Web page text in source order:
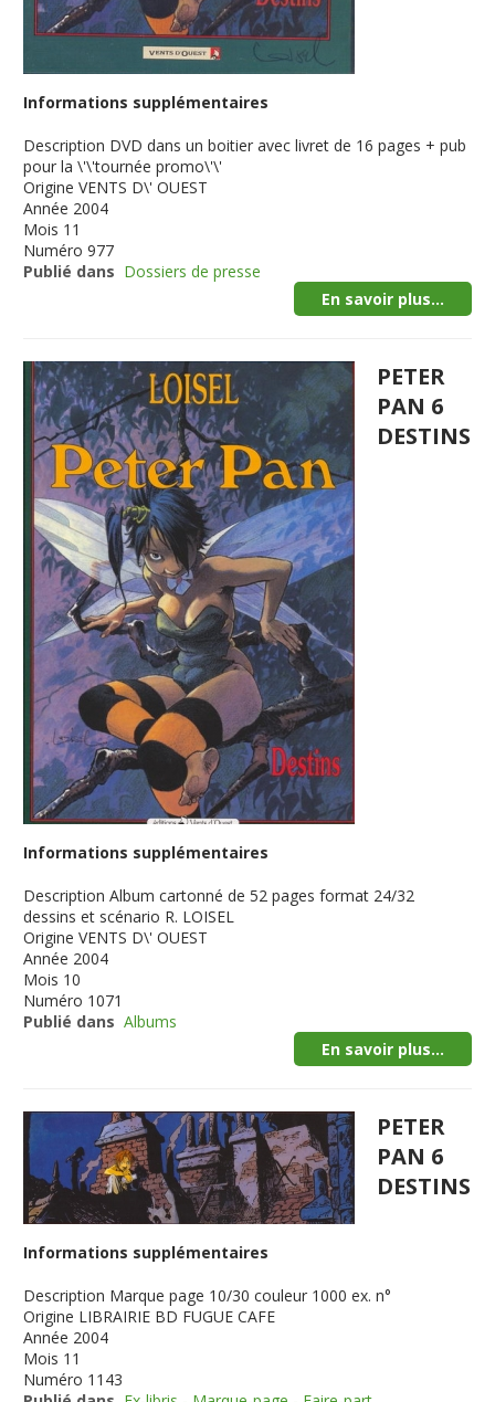
Informations supplémentaires
Description DVD dans un boitier avec livret de 16 pages + pub
pour la \'\'tournée promo\'\'
Origine VENTS D\' OUEST
Année 2004
Mois 11
Numéro 977
Publié dans Dossiers de presse
En savoir plus...
PETER
PAN 6
DESTINS
Informations supplémentaires
Description Album cartonné de 52 pages format 24/32
dessins et scénario R. LOISEL
Origine VENTS D\' OUEST
Année 2004
Mois 10
Numéro 1071
Publié dans Albums
En savoir plus...
PETER
PAN 6
DESTINS
Informations supplémentaires
Description Marque page 10/30 couleur 1000 ex. n°
Origine LIBRAIRIE BD FUGUE CAFE
Année 2004
Mois 11
Numéro 1143